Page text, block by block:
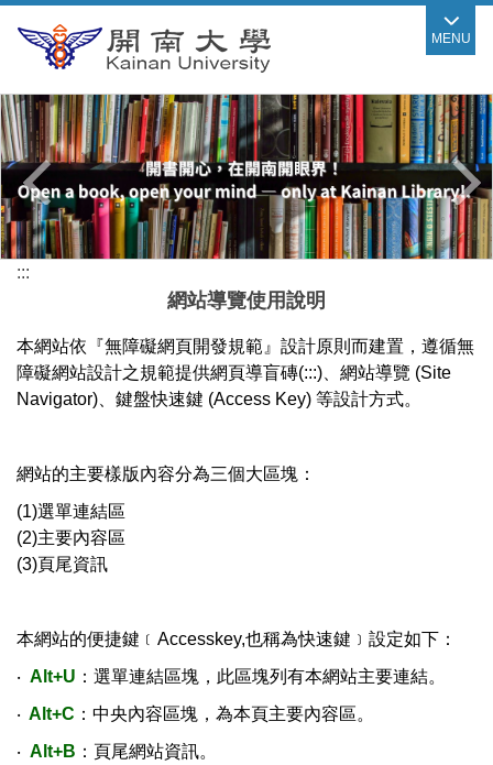
到
要
內
容
區
MENU
:::
網站導覽使用說明
本網站依『無障礙網頁開發規範』設計原則而建置，遵循無
障礙網站設計之規範提供網頁導盲磚(:::)、網站導覽 (Site
Navigator)、鍵盤快速鍵 (Access Key) 等設計方式。
網站的主要樣版內容分為三個大區塊：
(1)選單連結區
(2)主要內容區
(3)頁尾資訊
本網站的便捷鍵﹝Accesskey,也稱為快速鍵﹞設定如下：
‧ Alt+U ：選單連結區塊，此區塊列有本網站主要連結。
‧ Alt+C ：中央內容區塊，為本頁主要內容區。
‧ Alt+B ：頁尾網站資訊。